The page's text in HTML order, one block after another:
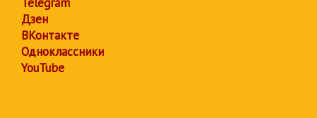
Дзен
ВКонтакте
Одноклассники
YouTube